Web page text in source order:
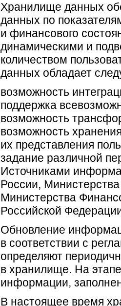
Хранилище данных
данных по
и финансового
динамическими и
количеством
данных обладает
возможность
поддержка
возможность
возможность
их представления
задание различной
Источниками
России,
Министерства
Российской
Обновление
в соответствии с
определяют
в хранилище. На
информации,
В настоящее время